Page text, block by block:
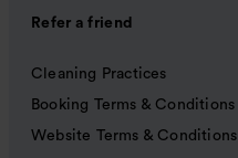
Refer a friend
Cleaning Practices
Booking Terms & Conditions
Website Terms & Conditions